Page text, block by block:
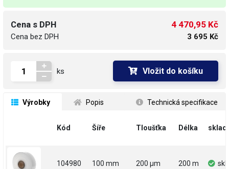
Cena s DPH
Cena bez DPH
4 470,95 Kč
3 695 Kč
ks Vložit do košíku
Výrobky Popis Technická specifikace
Kód Šíře Tloušťka Délka sklad
104980 100 mm 200 µm 200 m